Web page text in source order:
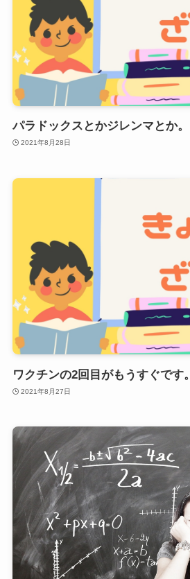
パラドックスとかジレンマとか。
2021年8月28日
ワクチンの2回目がもうすぐです。
2021年8月27日